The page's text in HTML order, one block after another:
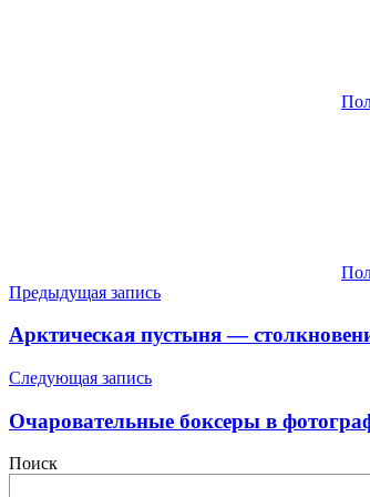
Навигация
по
записям
Предыдущая запись
Арктическая пустыня —
Следующая запись
Очаровательные боксеры в
Поиск